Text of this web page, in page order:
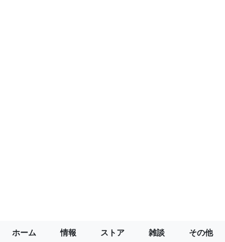
ホーム 情報 ストア 雑談 その他